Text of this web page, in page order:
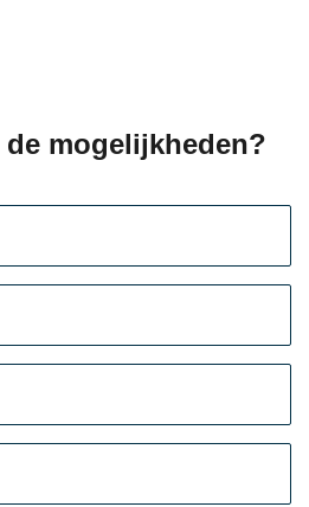
mogelijkheden?